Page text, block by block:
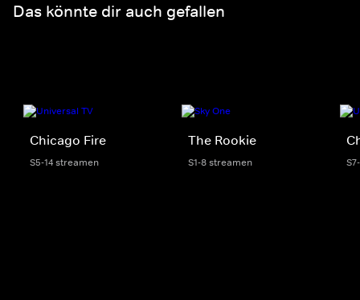
Das könnte dir auch gefallen
Chicago Fire
S5-14 streamen
The Rookie
S1-8 streamen